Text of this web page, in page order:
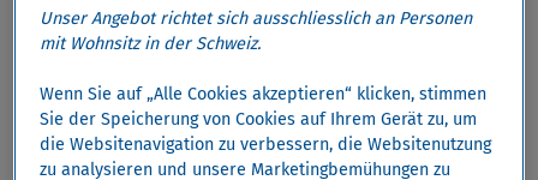
Jetzt beantragen
Ihre Vorteile mit HomeProtect
Direkt und einfach
Unser Angebot richtet sich ausschliesslich an Personen
mit Wohnsitz in der Schweiz.
Wenn Sie auf „Alle Cookies akzeptieren“ klicken, stimmen
Sie der Speicherung von Cookies auf Ihrem Gerät zu, um
die Websitenavigation zu verbessern, die Websitenutzung
zu analysieren und unsere Marketingbemühungen zu